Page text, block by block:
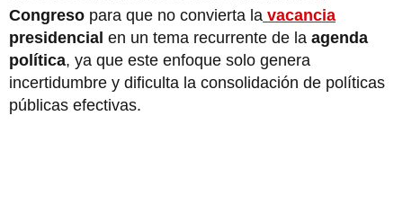
Congreso para que no convierta la vacancia
presidencial en un tema recurrente de la agenda
política, ya que este enfoque solo genera
incertidumbre y dificulta la consolidación de políticas
públicas efectivas.